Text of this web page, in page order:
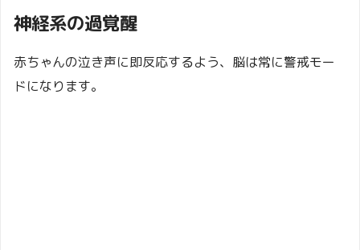
神経系の過覚醒
赤ちゃんの泣き声に即反応するよう、脳は常に警戒モー
ドになります。